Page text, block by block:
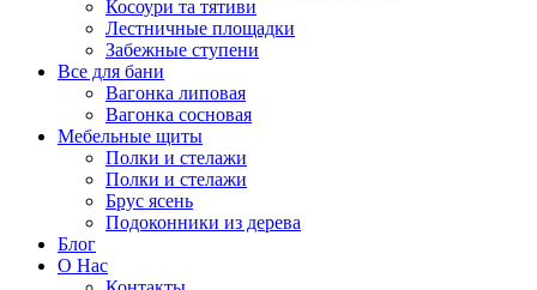
Косоури та тятиви
Лестничные площадки
Забежные ступени
Все для бани
Вагонка липовая
Вагонка сосновая
Мебельные щиты
Полки и стелажи
Полки и стелажи
Брус ясень
Подоконники из дерева
Блог
О Нас